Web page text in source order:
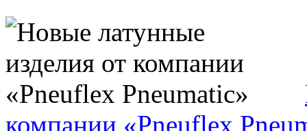
компании «Pneuflex